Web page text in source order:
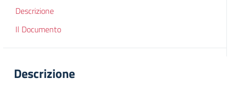
Descrizione
Il Documento
Descrizione